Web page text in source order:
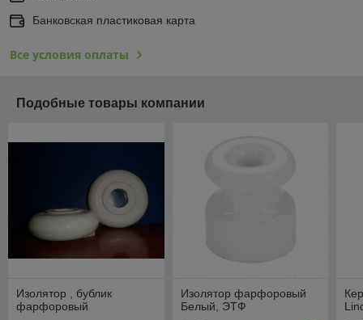
Банковская пластиковая карта
Все условия оплаты
Подобные товары компании
Изолятор , бублик
фарфоровый
Изолятор фарфоровый
Белый, ЭТФ